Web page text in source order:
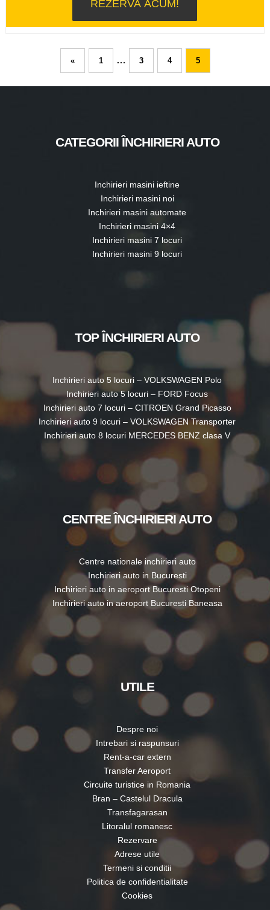
« 1 … 3 4 5
CATEGORII ÎNCHIRIERI AUTO
Inchirieri masini ieftine
Inchirieri masini noi
Inchirieri masini automate
Inchirieri masini 4×4
Inchirieri masini 7 locuri
Inchirieri masini 9 locuri
TOP ÎNCHIRIERI AUTO
Inchirieri auto 5 locuri – VOLKSWAGEN Polo
Inchirieri auto 5 locuri – FORD Focus
Inchirieri auto 7 locuri – CITROEN Grand Picasso
Inchirieri auto 9 locuri – VOLKSWAGEN Transporter
Inchirieri auto 8 locuri MERCEDES BENZ clasa V
CENTRE ÎNCHIRIERI AUTO
Centre nationale inchirieri auto